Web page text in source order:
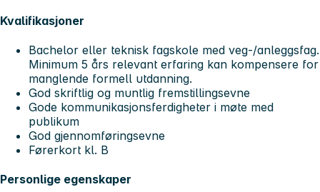
Kvalifikasjoner
Bachelor eller teknisk fagskole med veg-/anleggsfag.
Minimum 5 års relevant erfaring kan kompensere for
manglende formell utdanning.
God skriftlig og muntlig fremstillingsevne
Gode kommunikasjonsferdigheter i møte med
publikum
God gjennomføringsevne
Førerkort kl. B
Personlige egenskaper